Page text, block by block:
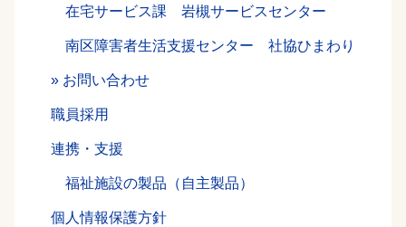
在宅サービス課 岩槻サービスセンター
南区障害者生活支援センター 社協ひまわり
お問い合わせ
職員採用
連携・支援
福祉施設の製品（自主製品）
個人情報保護方針